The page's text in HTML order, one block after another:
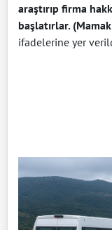
araştırıp firma
başlatırlar.
ifadelerine yer